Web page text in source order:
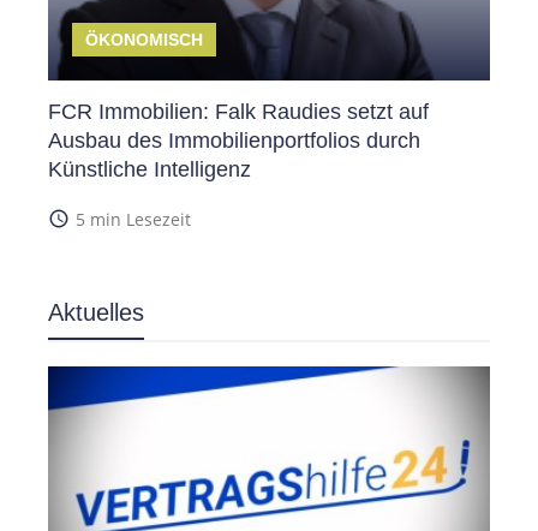
ÖKONOMISCH
FCR Immobilien: Falk Raudies setzt auf
Ausbau des Immobilienportfolios durch
Künstliche Intelligenz
access_time 5 min Lesezeit
Aktuelles